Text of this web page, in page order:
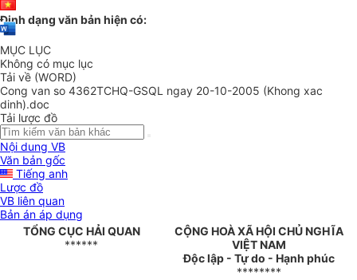
Định dạng văn bản hiện có:
MỤC LỤC
Không có mục lục
Tải về (WORD)
Cong van so 4362TCHQ-GSQL ngay 20-10-2005 (Khong xac
dinh).doc
Tải lược đồ
Nội dung VB
Văn bản gốc
Tiếng anh
Lược đồ
VB liên quan
Bản án áp dụng
TỔNG CỤC HẢI QUAN
******
CỘNG HOÀ XÃ HỘI CHỦ NGHĨA
VIỆT NAM
Độc lập - Tự do - Hạnh phúc
********